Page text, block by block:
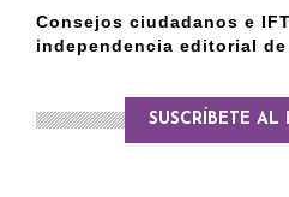
Consejos ciudadanos e
independencia editorial
SUSCRÍBETE AL